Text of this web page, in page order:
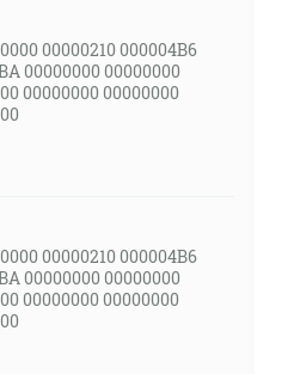
00000210 000004B6
00000000 00000000
00000000 00000000
00000210 000004B6
00000000 00000000
00000000 00000000